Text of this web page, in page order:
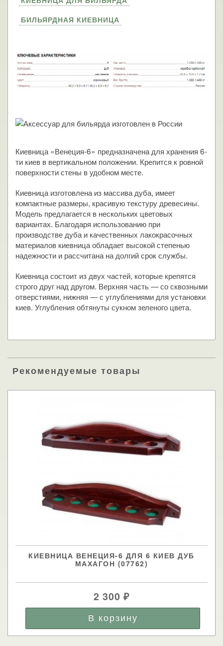
БИЛЬЯРДНАЯ КИЕВНИЦА
Киевница «Венеция-6» предназначена для хранения 6-
ти киев в вертикальном положении. Крепится к ровной
поверхности стены в удобном месте.
Киевница изготовлена из массива дуба, имеет
компактные размеры, красивую текстуру древесины.
Модель предлагается в нескольких цветовых
вариантах. Благодаря использованию при
производстве дуба и качественных лакокрасочных
материалов киевница обладает высокой степенью
надежности и рассчитана на долгий срок службы.
Киевница состоит из двух частей, которые крепятся
строго друг над другом. Верхняя часть — со сквозными
отверстиями, нижняя — с углублениями для установки
киев. Углубления обтянуты сукном зеленого цвета.
Рекомендуемые товары
КИЕВНИЦА ВЕНЕЦИЯ-6 ДЛЯ 6 КИЕВ ДУБ
МАХАГОН (07762)
2 300₽